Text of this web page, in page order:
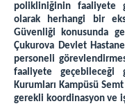
polikliniğinin faaliyete
olarak herhangi bir
Güvenliği konusunda
Çukurova Devlet
personeli
faaliyete geçebileceği
Kurumları Kampüsü
gerekli koordinasyon ve